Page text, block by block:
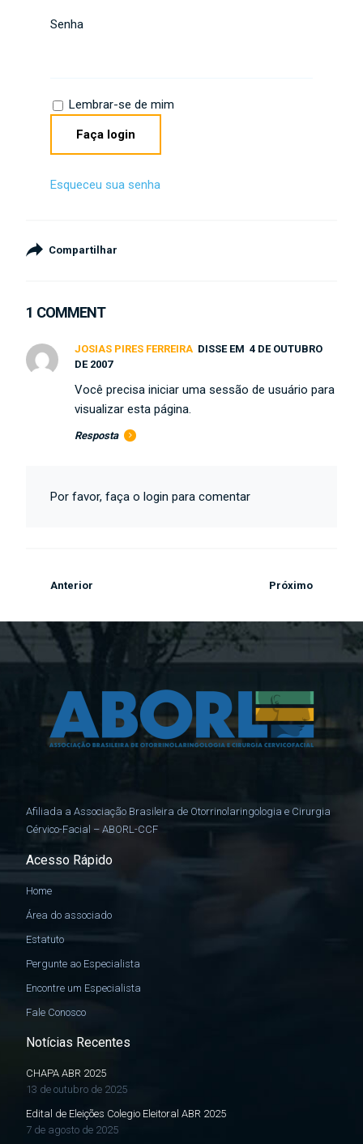
Senha
Lembrar-se de mim
Esqueceu sua senha
Compartilhar
1 COMMENT
JOSIAS PIRES FERREIRA DISSE EM 4 DE OUTUBRO
DE 2007
Você precisa iniciar uma sessão de usuário para
visualizar esta página.
Resposta
Por favor, faça o login para comentar
Anterior Próximo
Afiliada a Associação Brasileira de Otorrinolaringologia e Cirurgia
Cérvico-Facial – ABORL-CCF
Acesso Rápido
Home
Área do associado
Estatuto
Pergunte ao Especialista
Encontre um Especialista
Fale Conosco
Notícias Recentes
CHAPA ABR 2025
13 de outubro de 2025
Edital de Eleições Colegio Eleitoral ABR 2025
7 de agosto de 2025